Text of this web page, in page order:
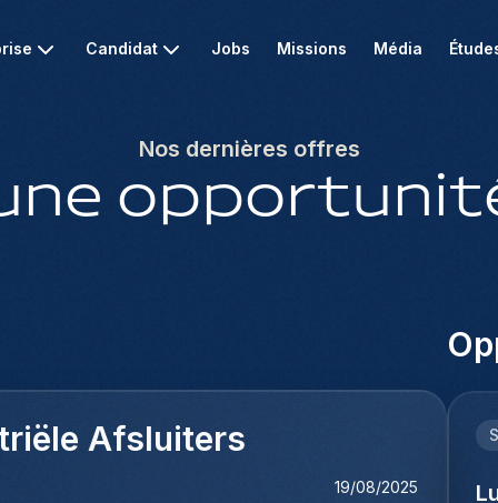
Candidat Jobs Missions Média
Nos dernières offres
Afsluiters
19/08/2025